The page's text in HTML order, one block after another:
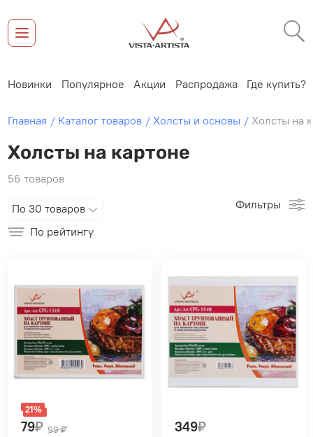
Новинки Популярное Акции Распродажа Где купить?
Главная Каталог товаров Холсты и основы Холсты на
Холсты на картоне
56 товаров
По рейтингу
По 30 товаров Фильтры
21%
79₽ 99₽ 349₽